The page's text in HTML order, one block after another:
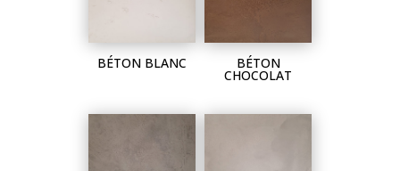
BÉTON BLANC BÉTON
CHOCOLAT